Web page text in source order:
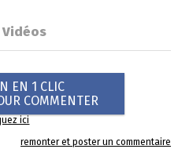
Vidéos
EN 1 CLIC
COMMENTER
ici
remonter et poster un commentaire